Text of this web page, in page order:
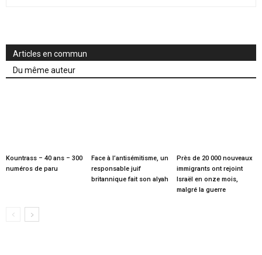
Articles en commun
Du même auteur
Kountrass – 40 ans – 300
numéros de paru
Face à l’antisémitisme, un
responsable juif
britannique fait son alyah
Près de 20 000 nouveaux
immigrants ont rejoint
Israël en onze mois,
malgré la guerre